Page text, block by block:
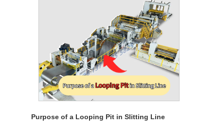
Purpose of a Looping Pit in Slitting Line